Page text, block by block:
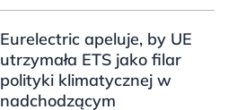
Eurelectric apeluje, by UE
utrzymała ETS jako filar
polityki klimatycznej w
nadchodzącym